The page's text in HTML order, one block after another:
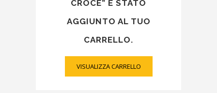
CROCE” È STATO
AGGIUNTO AL TUO
CARRELLO.
VISUALIZZA CARRELLO